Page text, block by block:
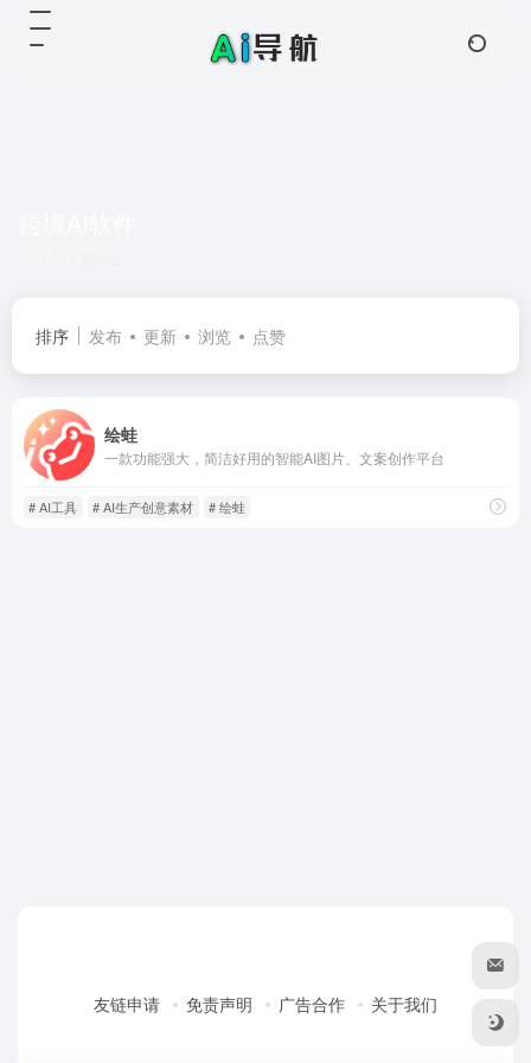
排序 发布 更新 浏览 点赞
绘蛙
一款功能强大，简洁好用的智能AI图片、文案创作平台
# AI工具 # AI生产创意素材 # 绘蛙
友链申请 免责声明 广告合作 关于我们